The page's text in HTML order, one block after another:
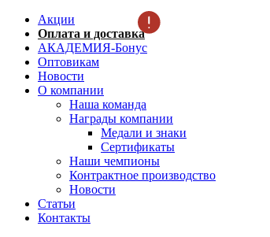
Акции
Оплата и доставка
АКАДЕМИЯ-Бонус
Оптовикам
Новости
О компании
Наша команда
Награды компании
Медали и знаки
Сертификаты
Наши чемпионы
Контрактное производство
Новости
Статьи
Контакты